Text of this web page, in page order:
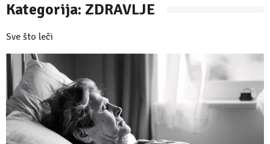
Kategorija: ZDRAVLJE
Sve što leči